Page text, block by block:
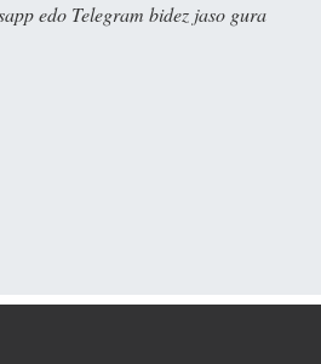
edo Telegram bidez jaso gura